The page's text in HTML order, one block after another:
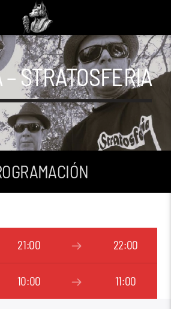
STRATOSFERIA
21:00 22:00
10:00 11:00